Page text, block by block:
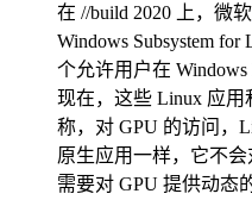
在 //build 2020 上，微软
Windows Subsystem
个允许用户在 Windows
现在，这些 Linux 应用
称，对 GPU 的访问，
原生应用一样，它不
需要对 GPU 提供动态